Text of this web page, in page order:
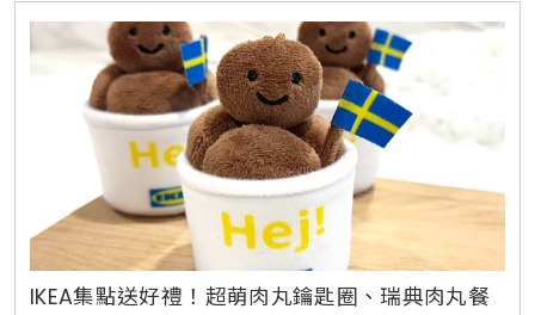
IKEA集點送好禮！超萌肉丸鑰匙圈、瑞典肉丸餐